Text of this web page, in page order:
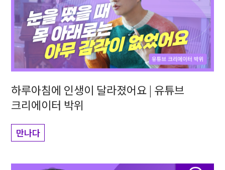
하루아침에 인생이 달라졌어요 | 유튜브
크리에이터 박위
만나다